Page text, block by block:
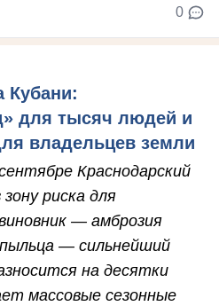
0
Кубани:
для тысяч людей и
владельцев земли
Краснодарский
риска для
— амброзия
— сильнейший
на десятки
массовые сезонные